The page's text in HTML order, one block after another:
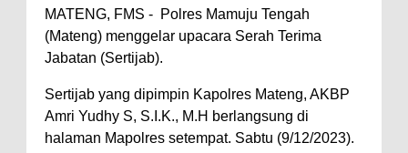
MATENG, FMS - Polres Mamuju Tengah
(Mateng) menggelar upacara Serah Terima
Jabatan (Sertijab).
Sertijab yang dipimpin Kapolres Mateng, AKBP
Amri Yudhy S, S.I.K., M.H berlangsung di
halaman Mapolres setempat. Sabtu (9/12/2023).